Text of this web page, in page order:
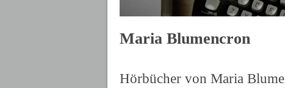
Maria Blumencron
Hörbücher von Maria